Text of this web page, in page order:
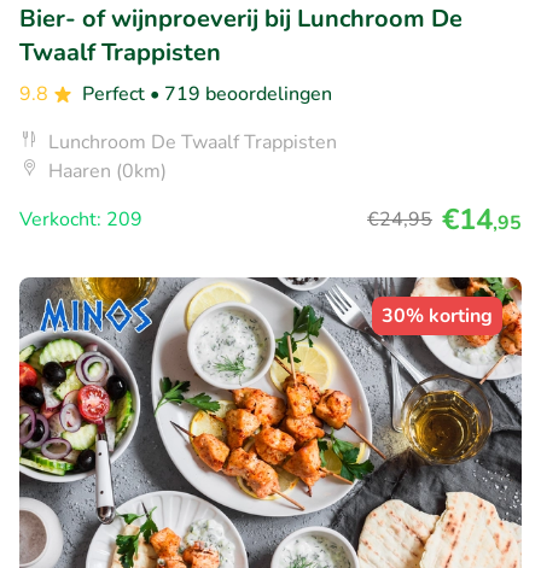
Bier- of wijnproeverij bij Lunchroom De
Twaalf Trappisten
9.8 Perfect • 719 beoordelingen
Lunchroom De Twaalf Trappisten
Haaren (0km)
Verkocht: 209
€24,95 €14,95
30% korting